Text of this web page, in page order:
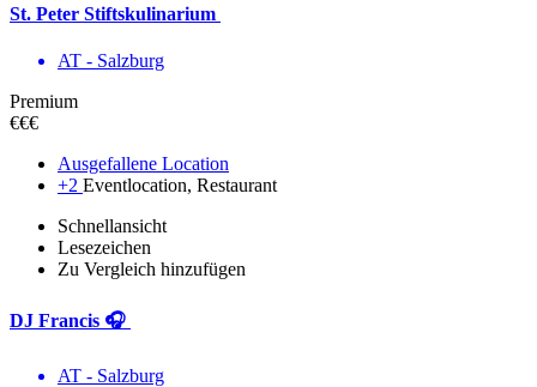
St. Peter Stiftskulinarium
AT - Salzburg
Premium
€€€
Ausgefallene Location
+2 Eventlocation, Restaurant
Schnellansicht
Lesezeichen
Zu Vergleich hinzufügen
DJ Francis 🎧
AT - Salzburg